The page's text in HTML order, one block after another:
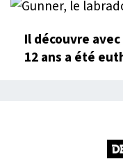
Il découvre
12 ans a été